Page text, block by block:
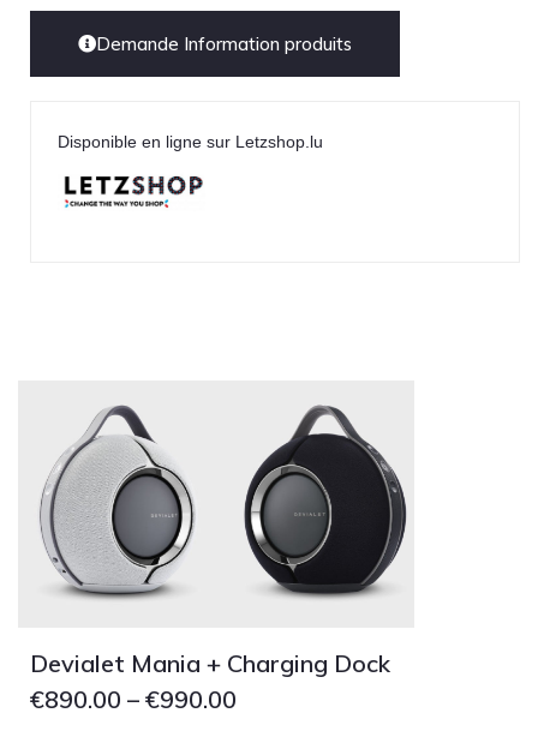
Demande Information produits
Disponible en ligne sur Letzshop.lu
Devialet Mania + Charging Dock
€890.00 – €990.00